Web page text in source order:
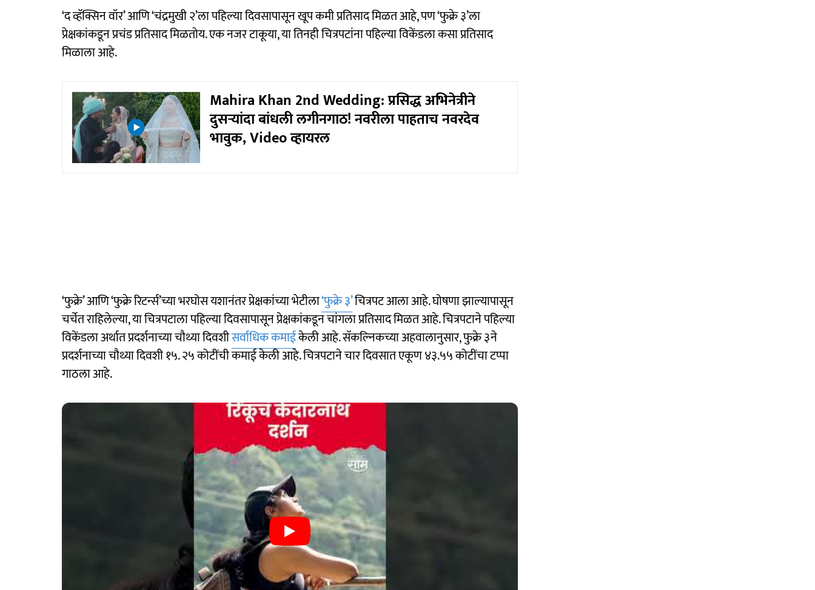
‘द व्हॅक्सिन वॉर’ आणि ‘चंद्रमुखी २’ला पहिल्या दिवसापासून खूप कमी प्रतिसाद मिळत आहे, पण ‘फुक्रे ३’ला
प्रेक्षकांकडून प्रचंड प्रतिसाद मिळतोय. एक नजर टाकूया, या तिनही चित्रपटांना पहिल्या विकेंडला कसा प्रतिसाद
मिळाला आहे.
Mahira Khan 2nd Wedding: प्रसिद्ध अभिनेत्रीने
दुसऱ्यांदा बांधली लगीनगाठ! नवरीला पाहताच नवरदेव
भावुक, Video व्हायरल
‘फुक्रे’ आणि ‘फुक्रे रिटर्न्स’च्या भरघोस यशानंतर प्रेक्षकांच्या भेटीला‘फुक्रे ३’चित्रपट आला आहे. घोषणा झाल्यापासून
चर्चेत राहिलेल्या, या चित्रपटाला पहिल्या दिवसापासून प्रेक्षकांकडून चांगला प्रतिसाद मिळत आहे. चित्रपटाने पहिल्या
विकेंडला अर्थात प्रदर्शनाच्या चौथ्या दिवशीसर्वाधिक कमाईकेली आहे. सॅकल्निकच्या अहवालानुसार, फुक्रे ३ने
प्रदर्शनाच्या चौथ्या दिवशी १५. २५ कोटींची कमाई केली आहे. चित्रपटाने चार दिवसात एकूण ४३.५५ कोटींचा टप्पा
गाठला आहे.